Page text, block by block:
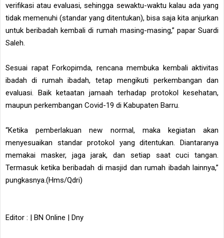
verifikasi atau evaluasi, sehingga sewaktu-waktu kalau ada yang
tidak memenuhi (standar yang ditentukan), bisa saja kita anjurkan
untuk beribadah kembali di rumah masing-masing,” papar Suardi
Saleh.
Sesuai rapat Forkopimda, rencana membuka kembali aktivitas
ibadah di rumah ibadah, tetap mengikuti perkembangan dan
evaluasi. Baik ketaatan jamaah terhadap protokol kesehatan,
maupun perkembangan Covid-19 di Kabupaten Barru.
“Ketika pemberlakuan new normal, maka kegiatan akan
menyesuaikan standar protokol yang ditentukan. Diantaranya
memakai masker, jaga jarak, dan setiap saat cuci tangan.
Termasuk ketika beribadah di masjid dan rumah ibadah lainnya,”
pungkasnya.(Hms/Qdri)
Editor : | BN Online | Dny